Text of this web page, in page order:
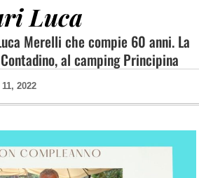
Luca
Merelli che compie 60 anni. La
al camping Principina
2022